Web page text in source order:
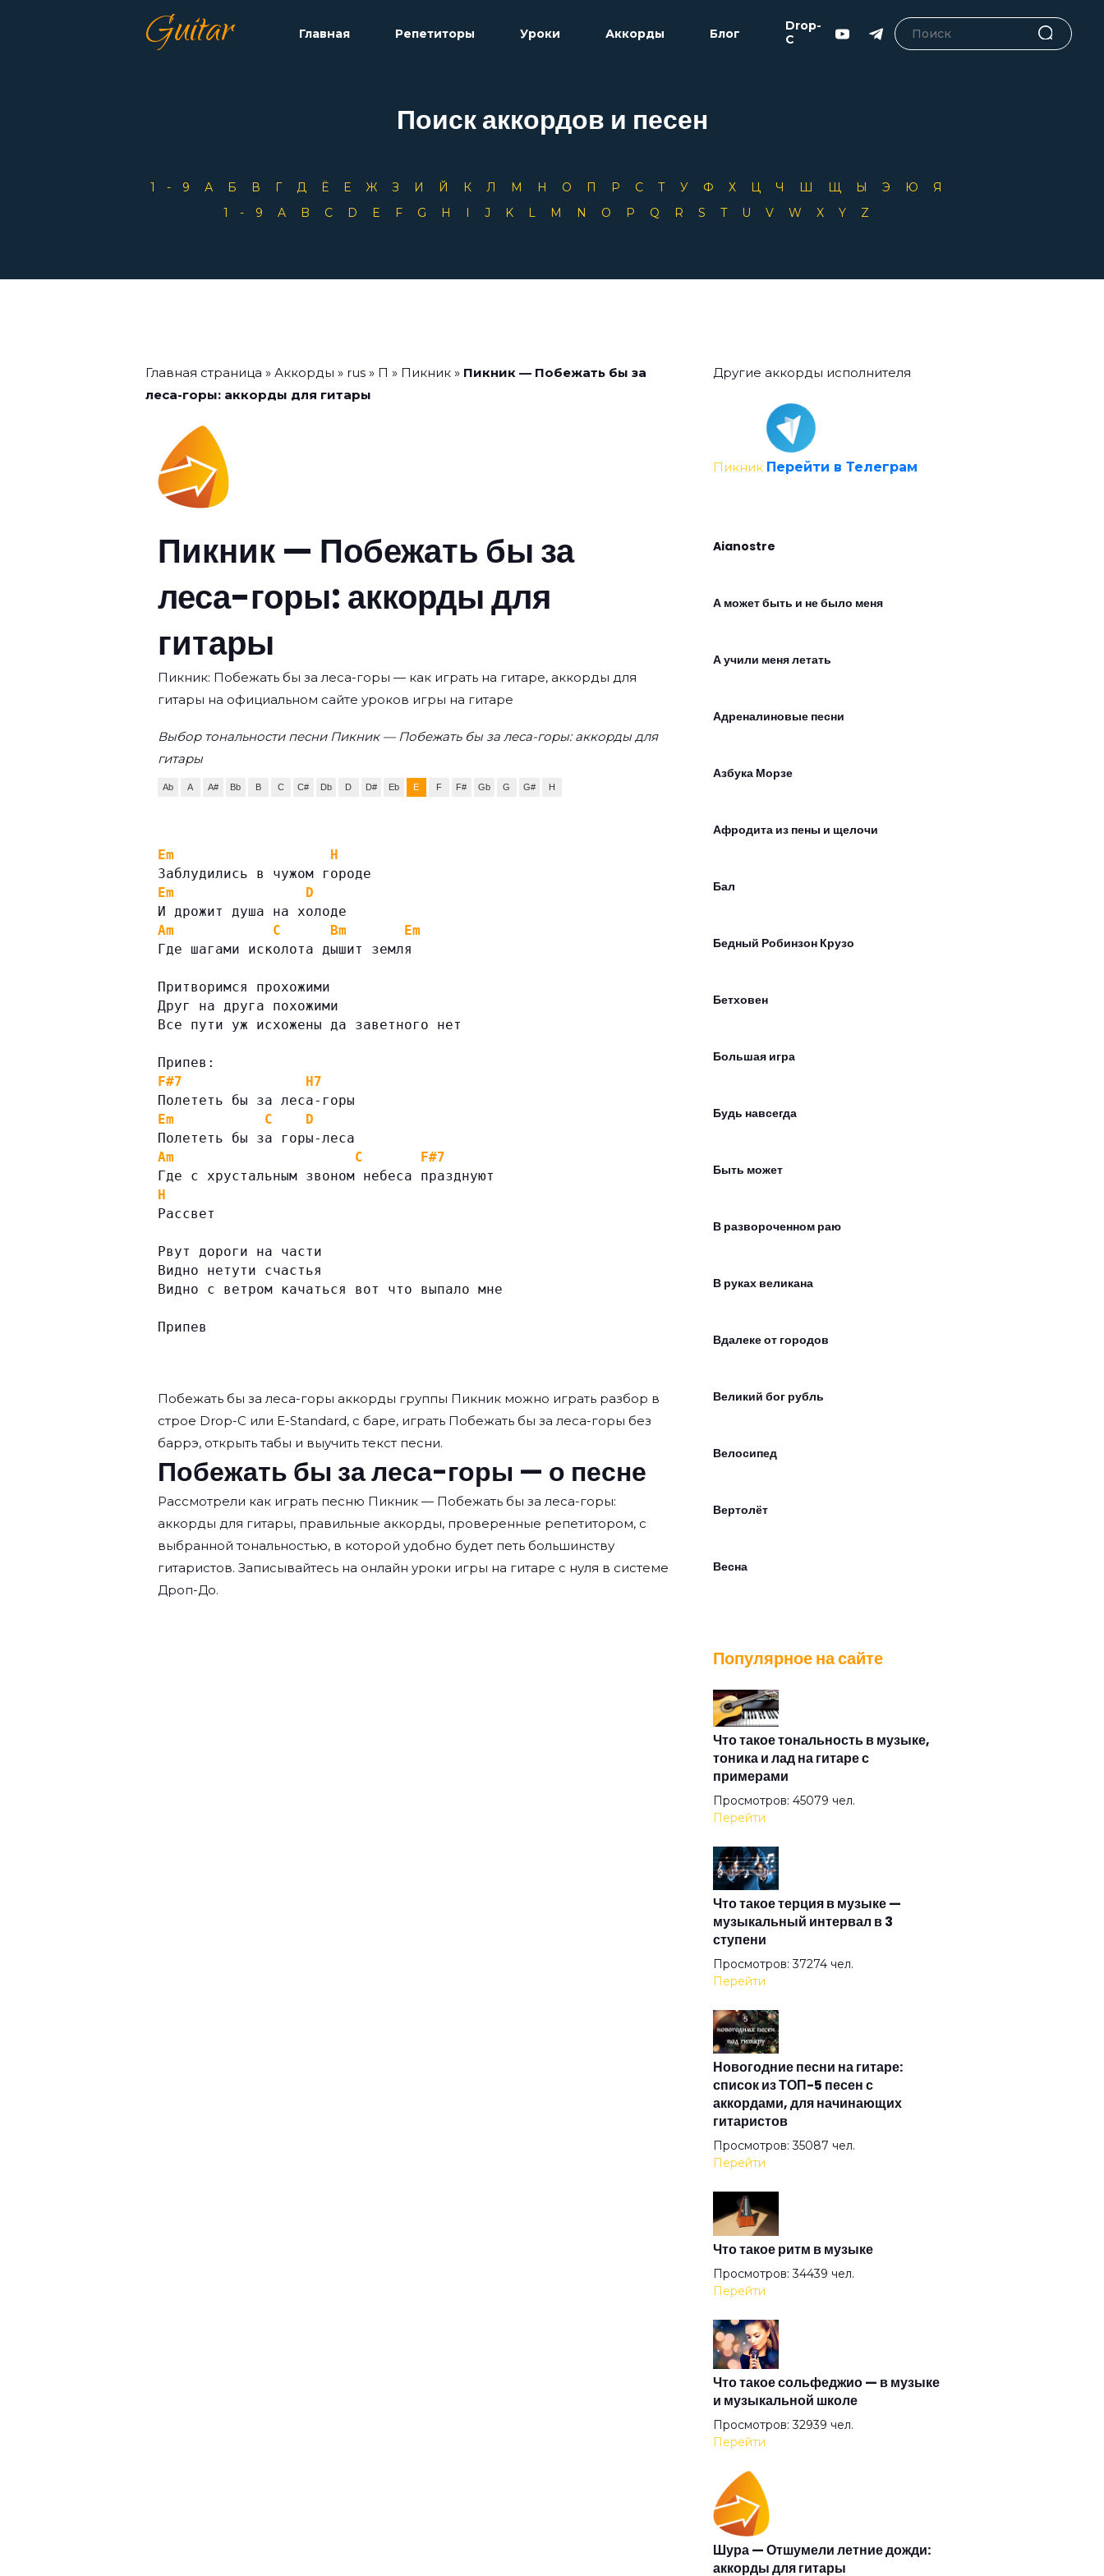
Guitar Главная Репетиторы Уроки Аккорды Блог
Drop-
C
Поиск аккордов и песен
1-9 А Б В Г Д Ё Е Ж З И Й К Л М Н О П Р С Т У Ф Х Ц Ч Ш Щ Ы Э Ю
Я
1-9
A B C D E F G H I J K L M N O P Q R S T U V W X Y Z
Главная страница » Аккорды » rus » П » Пикник » Пикник — Побежать бы за
леса-горы: аккорды для гитары
Пикник — Побежать бы за
леса-горы: аккорды для
гитары
Пикник: Побежать бы за леса-горы — как играть на гитаре, аккорды для
гитары на официальном сайте уроков игры на гитаре
Выбор тональности песни Пикник — Побежать бы за леса-горы: аккорды для
гитары
Ab A A# Bb B C C# Db D D# Eb E F F# Gb G G# H
Em
H
Заблудились в чужом городе
Em
D
И дрожит душа на холоде
Am
C Bm
Em
Где шагами исколота дышит земля
Притворимся прохожими
Друг на друга похожими
Все пути уж исхожены да заветного нет
Припев:
F#7
H7
Полететь бы за леса-горы
Em
C
D
Полететь бы за горы-леса
Am
C
F#7
Где с хрустальным звоном небеса празднуют
H
Рассвет
Рвут дороги на части
Видно нетути счастья
Видно с ветром качаться вот что выпало мне
Припев
Побежать бы за леса-горы аккорды группы Пикник можно играть разбор в
строе Drop-C или E-Standard, с баре, играть Побежать бы за леса-горы без
баррэ, открыть табы и выучить текст песни.
Побежать бы за леса-горы — о песне
Рассмотрели как играть песню Пикник — Побежать бы за леса-горы:
аккорды для гитары, правильные аккорды, проверенные репетитором, с
выбранной тональностью, в которой удобно будет петь большинству
гитаристов. Записывайтесь на онлайн уроки игры на гитаре с нуля в системе
Дроп-До.
Другие аккорды исполнителя
Пикник Перейти в Телеграм
Aianostre
А может быть и не было меня
А учили меня летать
Адреналиновые песни
Азбука Морзе
Афродита из пены и щелочи
Бал
Бедный Робинзон Крузо
Бетховен
Большая игра
Будь навсегда
Быть может
В развороченном раю
В руках великана
Вдалеке от городов
Великий бог рубль
Велосипед
Вертолёт
Весна
Взгляд туманный пьёт нирвану
Вот же это слово
Вот и тень моя...
Вот и я не иду до конца
Вплети меня в свое кружево
Все вокруг боятся радости паяца
Всё остальное дым
Всё хорошо!
Где душа летает
Герой
Гильотины сечение
Гиперболоид
Глаза очерчены углём
Говорит и показывает
Популярное на сайте
Что такое тональность в музыке,
тоника и лад на гитаре с
примерами
Просмотров: 45079 чел.
Перейти
Что такое терция в музыке —
музыкальный интервал в 3
ступени
Просмотров: 37274 чел.
Перейти
Новогодние песни на гитаре:
список из ТОП-5 песен с
аккордами, для начинающих
гитаристов
Просмотров: 35087 чел.
Перейти
Что такое ритм в музыке
Просмотров: 34439 чел.
Перейти
Что такое сольфеджио — в музыке
и музыкальной школе
Просмотров: 32939 чел.
Перейти
Шура — Отшумели летние дожди:
аккорды для гитары